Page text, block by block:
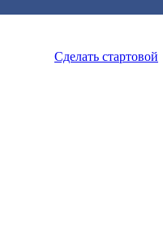
Сделать стартовой